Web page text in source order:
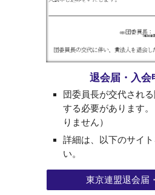
退会届・入会
団委員長が交代され
する必要があります
りません）
詳細は、以下のサイ
い。
東京連盟退会届